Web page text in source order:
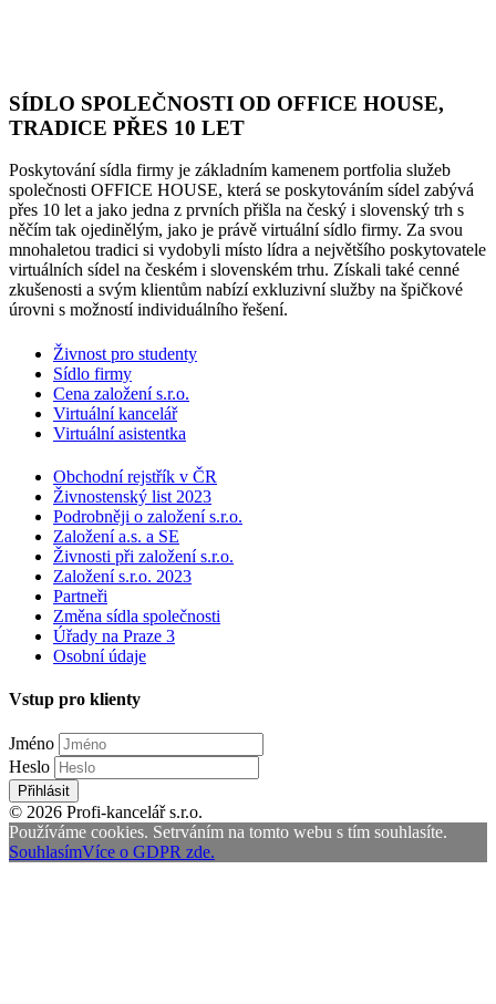
SÍDLO SPOLEČNOSTI OD OFFICE HOUSE,
TRADICE PŘES 10 LET
Poskytování sídla firmy je základním kamenem portfolia služeb
společnosti OFFICE HOUSE, která se poskytováním sídel zabývá
přes 10 let a jako jedna z prvních přišla na český i slovenský trh s
něčím tak ojedinělým, jako je právě virtuální sídlo firmy. Za svou
mnohaletou tradici si vydobyli místo lídra a největšího poskytovatele
virtuálních sídel na českém i slovenském trhu. Získali také cenné
zkušenosti a svým klientům nabízí exkluzivní služby na špičkové
úrovni s možností individuálního řešení.
Živnost pro studenty
Sídlo firmy
Cena založení s.r.o.
Virtuální kancelář
Virtuální asistentka
Obchodní rejstřík v ČR
Živnostenský list 2023
Podrobněji o založení s.r.o.
Založení a.s. a SE
Živnosti při založení s.r.o.
Založení s.r.o. 2023
Partneři
Změna sídla společnosti
Úřady na Praze 3
Osobní údaje
Vstup pro klienty
Jméno
Heslo
Přihlásit
© 2026 Profi-kancelář s.r.o.
Používáme cookies. Setrváním na tomto webu s tím souhlasíte.
SouhlasímVíce o GDPR zde.